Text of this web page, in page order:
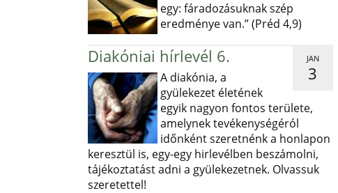
egy: fáradozásuknak szép
eredménye van.” (Préd 4,9)
JAN
3
Diakóniai hírlevél 6.
A diakónia, a
gyülekezet életének
egyik nagyon fontos területe,
amelynek tevékenységéról
időnként szeretnénk a honlapon
keresztül is, egy-egy hirlevélben beszámolni,
tájékoztatást adni a gyülekezetnek. Olvassuk
szeretettel!